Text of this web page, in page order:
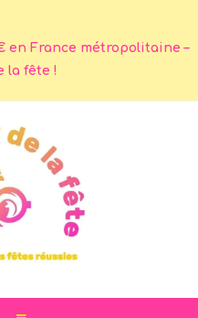
en France métropolitaine –
la fête !